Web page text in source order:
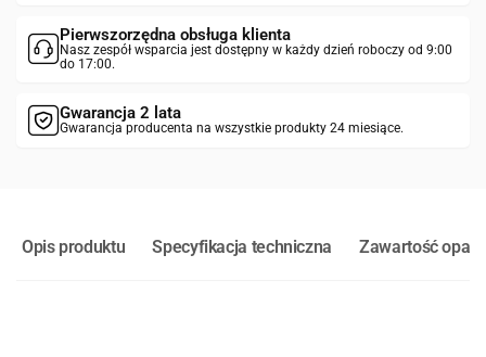
Pierwszorzędna obsługa klienta
Nasz zespół wsparcia jest dostępny w każdy dzień roboczy od 9:00
do 17:00.
Gwarancja 2 lata
Gwarancja producenta na wszystkie produkty 24 miesiące.
Opis produktu Specyfikacja techniczna Zawartość